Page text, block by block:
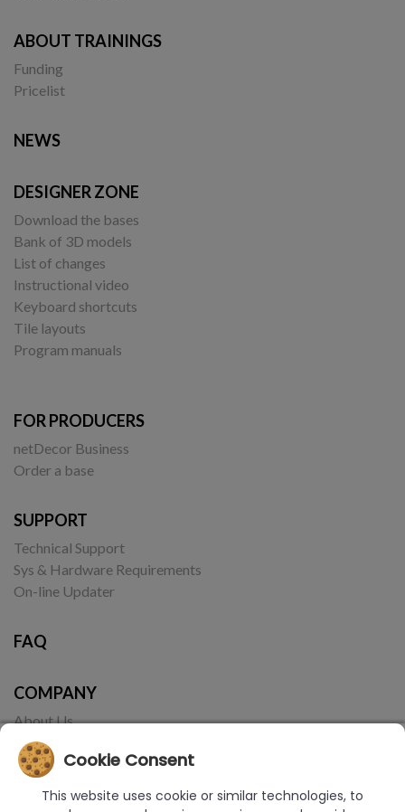
ABOUT TRAININGS
Funding
Pricelist
NEWS
DESIGNER ZONE
Download the bases
Bank of 3D models
List of changes
Instructional video
Keyboard shortcuts
Tile layouts
Program manuals
FOR PRODUCERS
netDecor Business
Order a base
SUPPORT
Technical Support
Sys & Hardware Requirements
On-line Updater
FAQ
COMPANY
About Us
Contact
Cookie Consent
This website uses cookie or similar technologies, to